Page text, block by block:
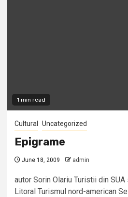
1 min read
Cultural Uncategorized
Epigrame
June 18, 2009 admin
autor Sorin Olariu Turistii din
Litoral Turismul nord-american